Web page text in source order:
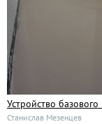
Устройство базового
Станислав Мезенцев